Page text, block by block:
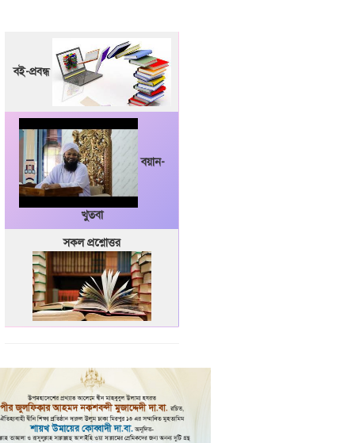
বই-প্রবন্ধ
বয়ান-
খুতবা
সকল প্রশ্নোত্তর